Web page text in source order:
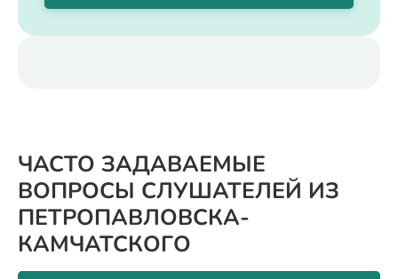
ЧАСТО ЗАДАВАЕМЫЕ
ВОПРОСЫ СЛУШАТЕЛЕЙ ИЗ
ПЕТРОПАВЛОВСКА-
КАМЧАТСКОГО